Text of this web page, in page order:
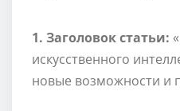
1. Заголовок статьи:
искусственного
новые возможности и